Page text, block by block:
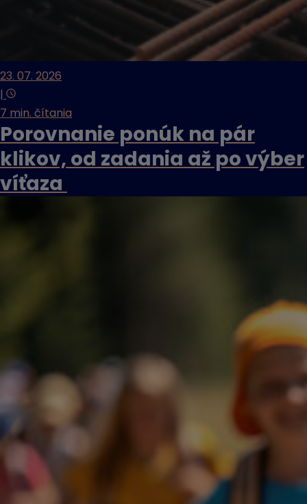
23. 07. 2026
|
7 min. čítania
Porovnanie ponúk na pár
klikov, od zadania až po výber
víťaza